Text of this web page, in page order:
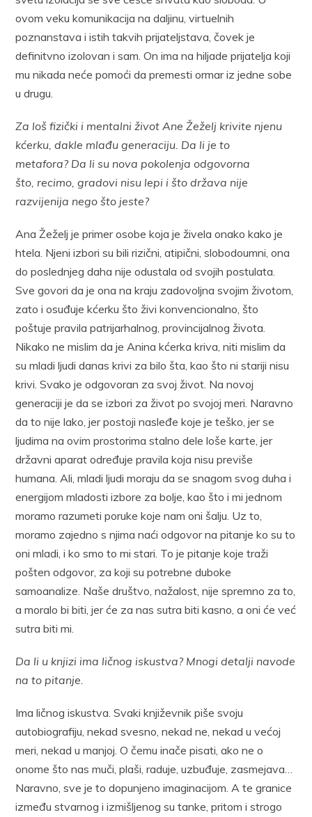
ovom veku komunikacija na daljinu, virtuelnih
poznanstava i istih takvih prijateljstava, čovek je
definitvno izolovan i sam. On ima na hiljade prijatelja koji
mu nikada neće pomoći da premesti ormar iz jedne sobe
u drugu.
Za loš fizički i mentalni život Ane Žeželj krivite njenu
kćerku, dakle mlađu generaciju. Da li je to
metafora? Da li su nova pokolenja odgovorna
što, recimo, gradovi nisu lepi i što država nije
razvijenija nego što jeste?
Ana Žeželj je primer osobe koja je živela onako kako je
htela. Njeni izbori su bili rizični, atipični, slobodoumni, ona
do poslednjeg daha nije odustala od svojih postulata.
Sve govori da je ona na kraju zadovoljna svojim životom,
zato i osuđuje kćerku što živi konvencionalno, što
poštuje pravila patrijarhalnog, provincijalnog života.
Nikako ne mislim da je Anina kćerka kriva, niti mislim da
su mladi ljudi danas krivi za bilo šta, kao što ni stariji nisu
krivi. Svako je odgovoran za svoj život. Na novoj
generaciji je da se izbori za život po svojoj meri. Naravno
da to nije lako, jer postoji nasleđe koje je teško, jer se
ljudima na ovim prostorima stalno dele loše karte, jer
državni aparat određuje pravila koja nisu previše
humana. Ali, mladi ljudi moraju da se snagom svog duha i
energijom mladosti izbore za bolje, kao što i mi jednom
moramo razumeti poruke koje nam oni šalju. Uz to,
moramo zajedno s njima naći odgovor na pitanje ko su to
oni mladi, i ko smo to mi stari. To je pitanje koje traži
pošten odgovor, za koji su potrebne duboke
samoanalize. Naše društvo, nažalost, nije spremno za to,
a moralo bi biti, jer će za nas sutra biti kasno, a oni će već
sutra biti mi.
Da li u knjizi ima ličnog iskustva? Mnogi detalji navode
na to pitanje.
Ima ličnog iskustva. Svaki književnik piše svoju
autobiografiju, nekad svesno, nekad ne, nekad u većoj
meri, nekad u manjoj. O čemu inače pisati, ako ne o
onome što nas muči, plaši, raduje, uzbuđuje, zasmejava…
Naravno, sve je to dopunjeno imaginacijom. A te granice
između stvarnog i izmišljenog su tanke, pritom i strogo